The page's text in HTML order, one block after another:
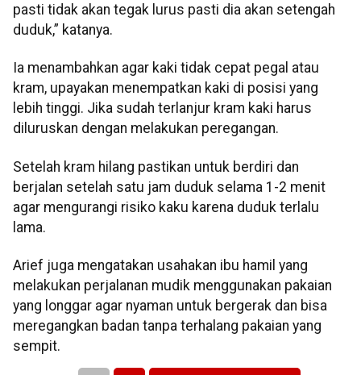
pasti tidak akan tegak lurus pasti dia akan setengah
duduk,” katanya.
Ia menambahkan agar kaki tidak cepat pegal atau
kram, upayakan menempatkan kaki di posisi yang
lebih tinggi. Jika sudah terlanjur kram kaki harus
diluruskan dengan melakukan peregangan.
Setelah kram hilang pastikan untuk berdiri dan
berjalan setelah satu jam duduk selama 1-2 menit
agar mengurangi risiko kaku karena duduk terlalu
lama.
Arief juga mengatakan usahakan ibu hamil yang
melakukan perjalanan mudik menggunakan pakaian
yang longgar agar nyaman untuk bergerak dan bisa
meregangkan badan tanpa terhalang pakaian yang
sempit.